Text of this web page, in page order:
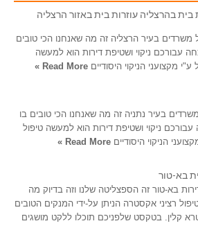
בית בהרצליה עוזרות בית באזור הרצליה
משרדים בעיר הרצליה זה מה שאנחנו הכי טובים
עבורכם ניקוי ושטיפת דירות הוא למעשה
מקצועני הניקוי היסודיים Read More »
משרדים בעיר נתניה זה מה שאנחנו הכי טובים בו
ניקוי ושטיפת דירות הוא למעשה טיפול
הניקוי היסודיים Read More »
בא-טור
בא-טור זה הספצליטה שלנו וזה בדיוק מה
רציני אקסטרה הניתן על-ידי המנקים הטובים
קלין. בטקסט שלפניכם תוכלו ללקט מושגים